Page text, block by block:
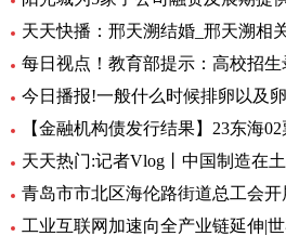
天天快播：邢天溯结婚_邢天溯相
每日视点！教育部提示：高校招
【金融机构债发行结果】23东海
天天热门:记者Vlog丨中国制造在
青岛市市北区海伦路街道总工会
工业互联网加速向全产业链延伸|